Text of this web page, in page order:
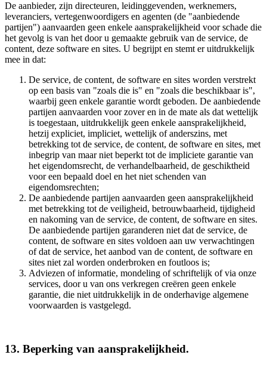
De aanbieder, zijn directeuren, leidinggevenden, werknemers,
leveranciers, vertegenwoordigers en agenten (de "aanbiedende
partijen") aanvaarden geen enkele aansprakelijkheid voor schade die
het gevolg is van het door u gemaakte gebruik van de service, de
content, deze software en sites. U begrijpt en stemt er uitdrukkelijk
mee in dat:
De service, de content, de software en sites worden verstrekt
op een basis van "zoals die is" en "zoals die beschikbaar is",
waarbij geen enkele garantie wordt geboden. De aanbiedende
partijen aanvaarden voor zover en in de mate als dat wettelijk
is toegestaan, uitdrukkelijk geen enkele aansprakelijkheid,
hetzij expliciet, impliciet, wettelijk of anderszins, met
betrekking tot de service, de content, de software en sites, met
inbegrip van maar niet beperkt tot de impliciete garantie van
het eigendomsrecht, de verhandelbaarheid, de geschiktheid
voor een bepaald doel en het niet schenden van
eigendomsrechten;
De aanbiedende partijen aanvaarden geen aansprakelijkheid
met betrekking tot de veiligheid, betrouwbaarheid, tijdigheid
en nakoming van de service, de content, de software en sites.
De aanbiedende partijen garanderen niet dat de service, de
content, de software en sites voldoen aan uw verwachtingen
of dat de service, het aanbod van de content, de software en
sites niet zal worden onderbroken en foutloos is;
Adviezen of informatie, mondeling of schriftelijk of via onze
services, door u van ons verkregen creëren geen enkele
garantie, die niet uitdrukkelijk in de onderhavige algemene
voorwaarden is vastgelegd.
13. Beperking van aansprakelijkheid.